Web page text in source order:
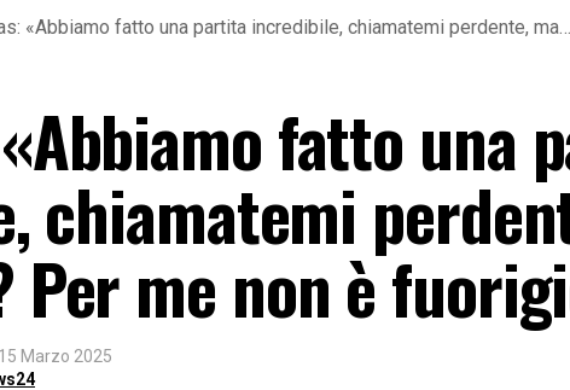
«Abbiamo fatto una partita incredibile, chiamatemi perdente,
fatto una
chiamatemi
Per me non è
15 Marzo 2025